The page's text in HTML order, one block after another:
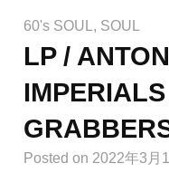
60's SOUL , SOUL
LP /
Posted on 2022年3月